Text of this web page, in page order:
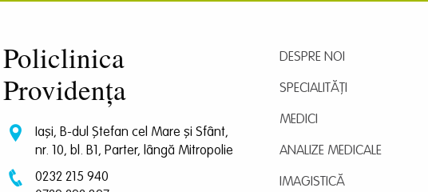
Policlinica
Providența
Iași, B-dul Ștefan cel Mare și Sfânt,
nr. 10, bl. B1, Parter, lângă Mitropolie
0232 215 940
DESPRE NOI
SPECIALITĂȚI
MEDICI
ANALIZE MEDICALE
IMAGISTICĂ